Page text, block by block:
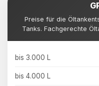
Preise für die
Tanks. Fachgerechte
bis 3.000 L
bis 4.000 L